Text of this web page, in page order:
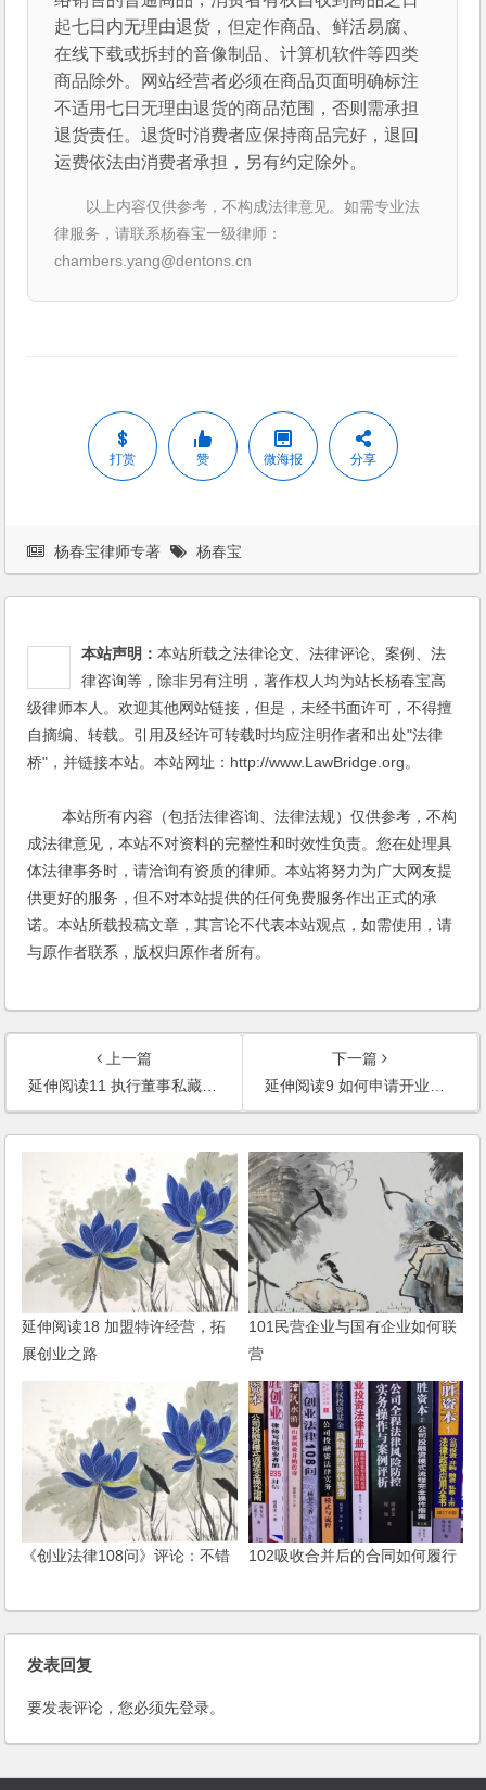
起七日内无理由退货，但定作商品、鲜活易腐、
在线下载或拆封的音像制品、计算机软件等四类
商品除外。网站经营者必须在商品页面明确标注
不适用七日无理由退货的商品范围，否则需承担
退货责任。退货时消费者应保持商品完好，退回
运费依法由消费者承担，另有约定除外。
以上内容仅供参考，不构成法律意见。如需专业法
律服务，请联系杨春宝一级律师：
chambers.yang@dentons.cn
打赏 赞 微海报 分享
杨春宝律师专著 杨春宝
本站声明：本站所载之法律论文、法律评论、案例、法
律咨询等，除非另有注明，著作权人均为站长杨春宝高
级律师本人。欢迎其他网站链接，但是，未经书面许可，不得擅
自摘编、转载。引用及经许可转载时均应注明作者和出处"法律
桥"，并链接本站。本站网址：http://www.LawBridge.org。
本站所有内容（包括法律咨询、法律法规）仅供参考，不构
成法律意见，本站不对资料的完整性和时效性负责。您在处理具
体法律事务时，请洽询有资质的律师。本站将努力为广大网友提
供更好的服务，但不对本站提供的任何免费服务作出正式的承
诺。本站所载投稿文章，其言论不代表本站观点，如需使用，请
与原作者联系，版权归原作者所有。
上一篇
延伸阅读11 执行董事私藏了公章
下一篇
延伸阅读9 如何申请开业贷款担保
延伸阅读18 加盟特许经营，拓
展创业之路
101民营企业与国有企业如何联
营
《创业法律108问》评论：不错 102吸收合并后的合同如何履行
发表回复
要发表评论，您必须先登录。